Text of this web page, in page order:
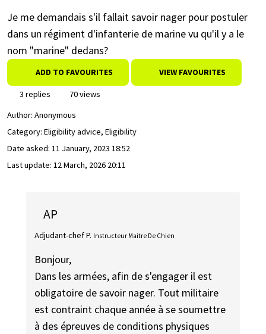
Je me demandais s'il fallait savoir nager pour postuler
dans un régiment d'infanterie de marine vu qu'il y a le
nom "marine" dedans?
ADD TO FAVOURITES VIEW FAVOURITES
3 replies
70 views
Author: Anonymous
Category: Eligibility advice, Eligibility
Date asked: 11 January, 2023 18:52
Last update: 12 March, 2026 20:11
AP
Adjudant-chef P. Instructeur Maitre De Chien
Bonjour,
Dans les armées, afin de s'engager il est
obligatoire de savoir nager. Tout militaire
est contraint chaque année à se soumettre
à des épreuves de conditions physiques